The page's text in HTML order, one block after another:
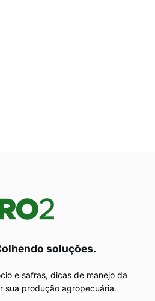
soluções.
e safras, dicas de manejo da
sua produção agropecuária.